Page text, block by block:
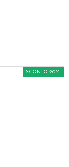
SCONTO 20%